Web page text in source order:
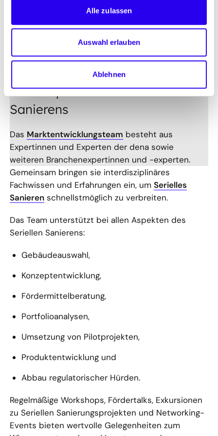
Alle zulassen
Auswahl erlauben
Ablehnen
©
C
aud
us P lug
Unser Ansatz: Unterstützung bei
allen Aspekten des Seriellen
Sanierens
Das Marktentwicklungsteam besteht aus
Expertinnen und Experten der dena sowie
weiteren Branchenexpertinnen und -experten.
Gemeinsam bringen sie interdisziplinäres
Fachwissen und Erfahrungen ein, um Serielles
Sanieren schnellstmöglich zu verbreiten.
Das Team unterstützt bei allen Aspekten des
Seriellen Sanierens:
Gebäudeauswahl,
Konzeptentwicklung,
Fördermittelberatung,
Portfolioanalysen,
Umsetzung von Pilotprojekten,
Produktentwicklung und
Abbau regulatorischer Hürden.
Regelmäßige Workshops, Fördertalks, Exkursionen
zu Seriellen Sanierungsprojekten und Networking-
Events bieten wertvolle Gelegenheiten zum